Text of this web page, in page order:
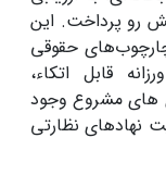
رو پرداخت. این
حقوقی
قابل اتکاء،
های مشروع وجود
نهادهای نظارتی